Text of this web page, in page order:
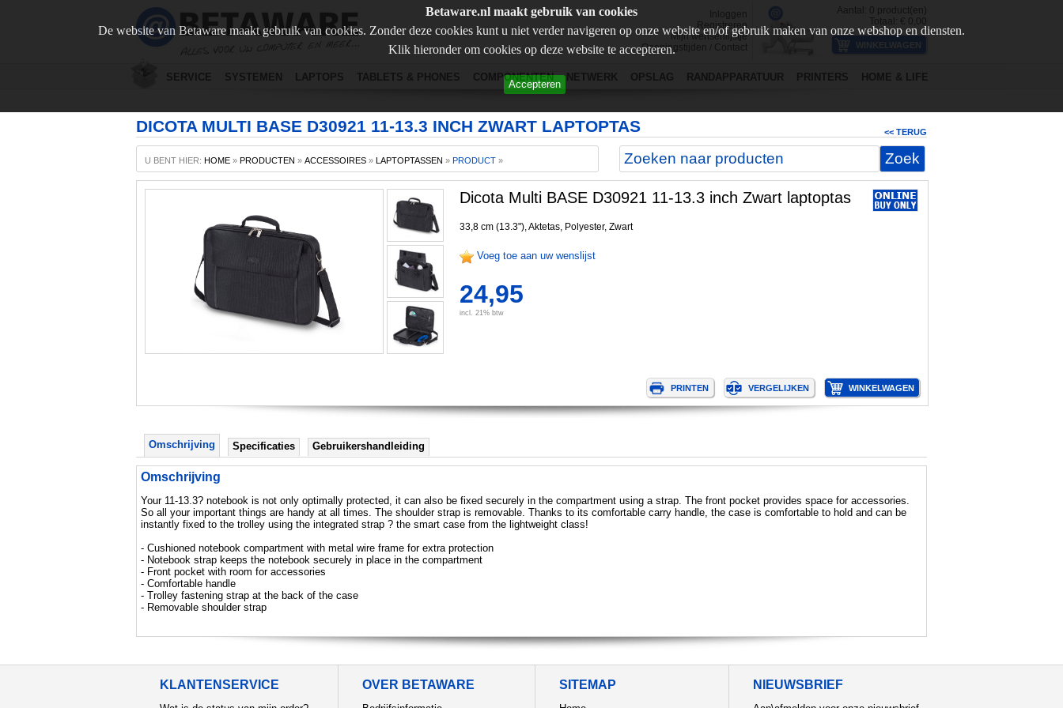
Betaware.nl maakt gebruik van cookies
De website van Betaware maakt gebruik van cookies. Zonder deze cookies kunt u niet verder navigeren op onze website en/of gebruik maken van onze webshop en diensten.
Klik hieronder om cookies op deze website te accepteren.
Accepteren
Inloggen
Registreren
Mijn wensenlijstje
Openingstijden
Contact
Aantal: 0 product(en)
Totaal: €
0,00
SERVICE SYSTEMEN LAPTOPS TABLETS & PHONES COMPONENTEN NETWERK OPSLAG RANDAPPARATUUR PRINTERS HOME & LIFE
DICOTA MULTI BASE D30921 11-13.3 INCH ZWART LAPTOPTAS << TERUG
U BENT HIER: HOME » PRODUCTEN » ACCESSOIRES » LAPTOPTASSEN » PRODUCT »
Dicota Multi BASE D30921 11-13.3 inch Zwart laptoptas
33,8 cm (13.3"), Aktetas, Polyester, Zwart
Voeg toe aan uw wenslijst
24,95
incl. 21% btw
Omschrijving Specificaties Gebruikershandleiding
Omschrijving
Your 11-13.3? notebook is not only optimally protected, it can also be fixed securely in the compartment using a strap. The front pocket provides space for accessories.
So all your important things are handy at all times. The shoulder strap is removable. Thanks to its comfortable carry handle, the case is comfortable to hold and can be
instantly fixed to the trolley using the integrated strap ? the smart case from the lightweight class!
- Cushioned notebook compartment with metal wire frame for extra protection
- Notebook strap keeps the notebook securely in place in the compartment
- Front pocket with room for accessories
- Comfortable handle
- Trolley fastening strap at the back of the case
- Removable shoulder strap
KLANTENSERVICE OVER BETAWARE SITEMAP NIEUWSBRIEF